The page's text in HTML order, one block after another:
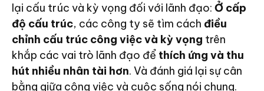
lại cấu trúc và kỳ vọng đối với lãnh đạo: Ở cấp
độ cấu trúc, các công ty sẽ tìm cách điều
chỉnh cấu trúc công việc và kỳ vọng trên
khắp các vai trò lãnh đạo để thích ứng và thu
hút nhiều nhân tài hơn. Và đánh giá lại sự cân
bằng giữa công việc và cuộc sống nói chung.